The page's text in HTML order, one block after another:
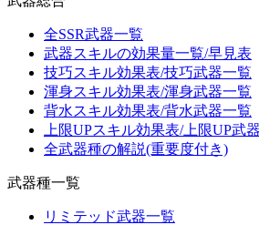
全SSR武器一覧
武器スキルの効果量一覧/早見表
技巧スキル効果表/技巧武器一覧
渾身スキル効果表/渾身武器一覧
背水スキル効果表/背水武器一覧
上限UPスキル効果表/上限UP武
全武器種の解説(重要度付き)
武器種一覧
リミテッド武器一覧